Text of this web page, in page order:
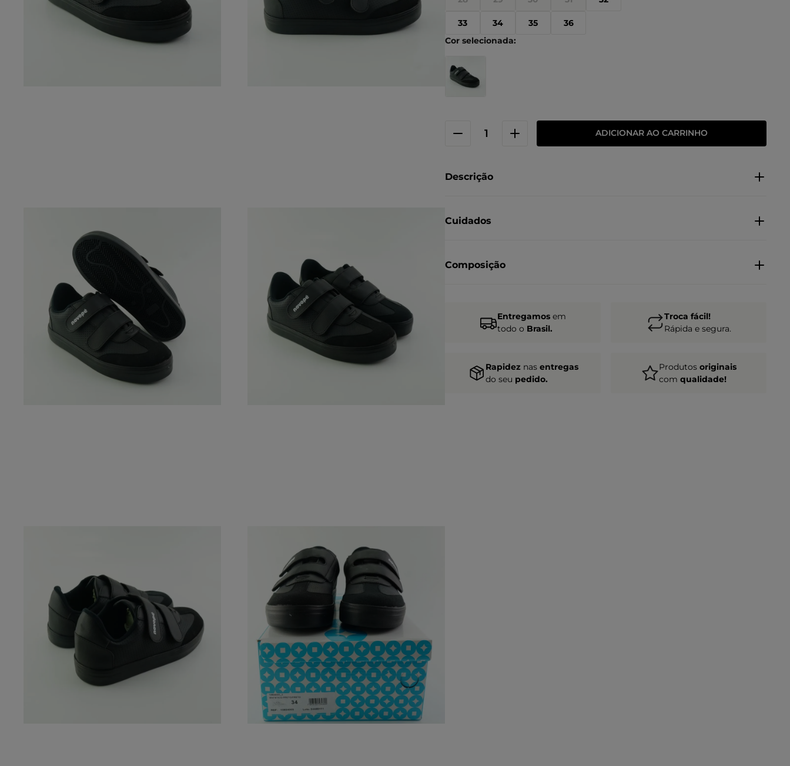
33 34 35 36
ADICIONAR AO CARRINHO
Descrição
Cuidados
Composição
Entregamos em
todo o Brasil.
Troca fácil!
Rápida e segura.
Rapidez nas entregas
do seu pedido.
Produtos originais
com qualidade!